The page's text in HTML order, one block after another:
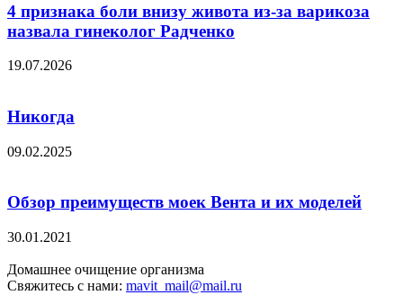
4 признака боли внизу живота из-за варикоза
назвала гинеколог Радченко
19.07.2026
Никогда
09.02.2025
Обзор преимуществ моек Вента и их моделей
30.01.2021
Домашнее очищение организма
Свяжитесь с нами: mavit_mail@mail.ru